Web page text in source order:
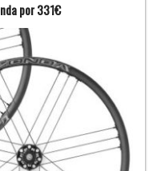
por 331€